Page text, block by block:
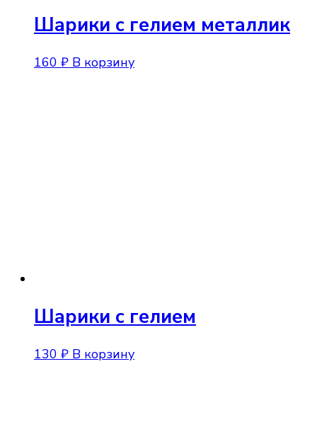
Шарики с гелием металлик
160 ₽ В корзину
Шарики с гелием
130 ₽ В корзину